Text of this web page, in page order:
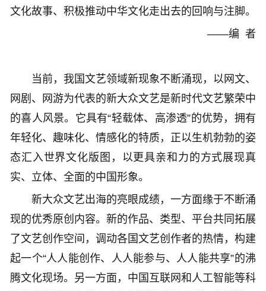
文化故事、积极推动中华文化走出去的回响与注脚。
——编 者
当前，我国文艺领域新现象不断涌现，以网文、
网剧、网游为代表的新大众文艺是新时代文艺繁荣中
的喜人风景。它具有“轻载体、高渗透”的优势，拥有
年轻化、趣味化、情感化的特质，正以生机勃勃的姿
态汇入世界文化版图，以更具亲和力的方式展现真
实、立体、全面的中国形象。
新大众文艺出海的亮眼成绩，一方面缘于不断涌
现的优秀原创内容。新的作品、类型、平台共同拓展
了文艺创作空间，调动各国文艺创作者的热情，构建
起一个“人人能创作、人人能参与、人人能共享”的沸
腾文化现场。另一方面，中国互联网和人工智能等科